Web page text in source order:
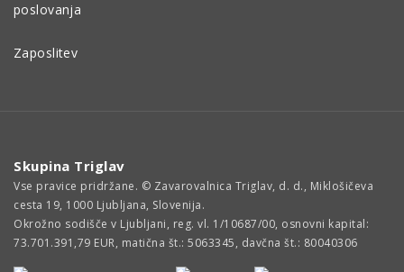
poslovanja
Zaposlitev
Skupina Triglav
Vse pravice pridržane. © Zavarovalnica Triglav, d. d., Miklošičeva
cesta 19, 1000 Ljubljana, Slovenija.
Okrožno sodišče v Ljubljani, reg. vl. 1/10687/00, osnovni kapital:
73.701.391,79 EUR, matična št.: 5063345, davčna št.: 80040306